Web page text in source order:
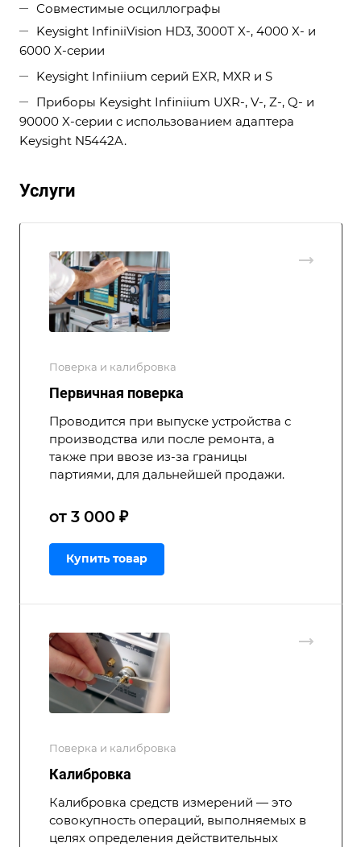
Совместимые осциллографы
Keysight InfiniiVision HD3, 3000T X-, 4000 X- и
6000 X-серии
Keysight Infiniium серий EXR, MXR и S
Приборы Keysight Infiniium UXR-, V-, Z-, Q- и
90000 X-серии с использованием адаптера
Keysight N5442A.
Услуги
Поверка и калибровка
Первичная поверка
Проводится при выпуске устройства с
производства или после ремонта, а
также при ввозе из-за границы
партиями, для дальнейшей продажи.
от 3 000 ₽
Купить товар
Поверка и калибровка
Калибровка
Калибровка средств измерений — это
совокупность операций, выполняемых в
целях определения действительных